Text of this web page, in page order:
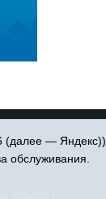
(далее — Яндекс)).
обслуживания.